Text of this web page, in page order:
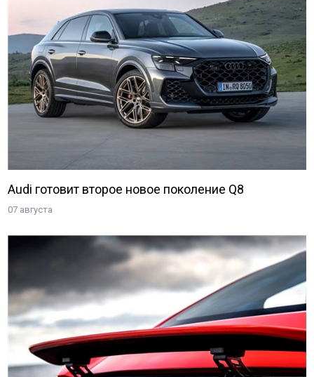
Audi готовит второе новое поколение Q8
07 августа